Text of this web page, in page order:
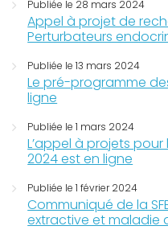
Publiée le 28 mars 2024
Appel à projet de
Perturbateurs
Publiée le 13 mars 2024
Le pré-programme
ligne
Publiée le 1 mars 2024
L’appel à projets
2024 est en ligne
Publiée le 1 février 2024
Communiqué de la
extractive et maladie